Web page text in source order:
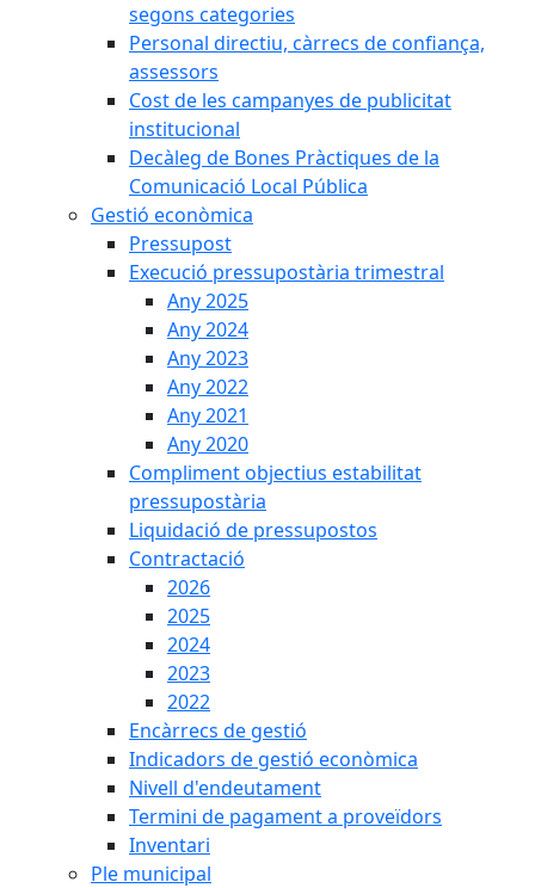
segons categories
Personal directiu, càrrecs de confiança,
assessors
Cost de les campanyes de publicitat
institucional
Decàleg de Bones Pràctiques de la
Comunicació Local Pública
Gestió econòmica
Pressupost
Execució pressupostària trimestral
Any 2025
Any 2024
Any 2023
Any 2022
Any 2021
Any 2020
Compliment objectius estabilitat
pressupostària
Liquidació de pressupostos
Contractació
2026
2025
2024
2023
2022
Encàrrecs de gestió
Indicadors de gestió econòmica
Nivell d'endeutament
Termini de pagament a proveïdors
Inventari
Ple municipal